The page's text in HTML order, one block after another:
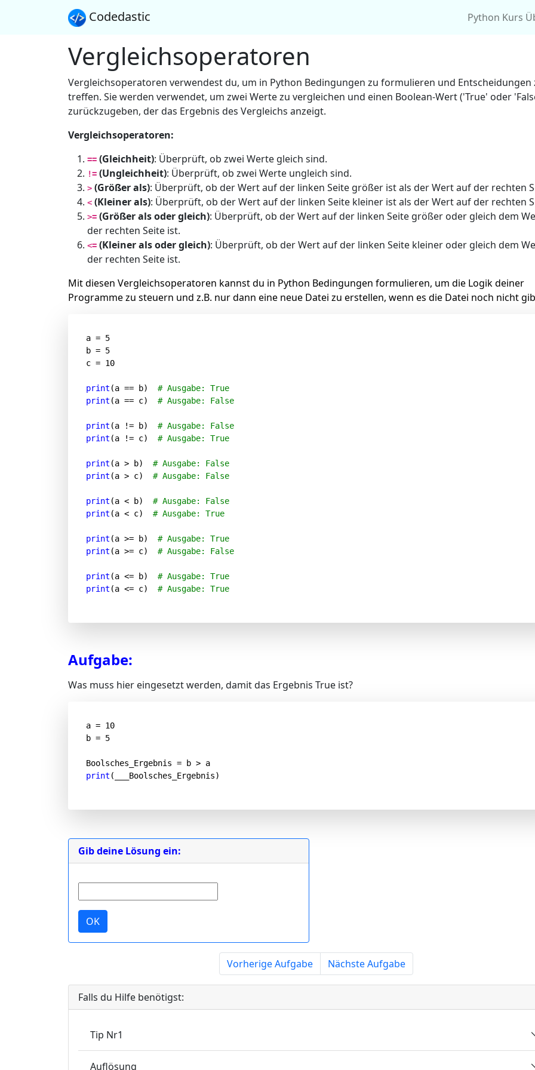
Codedastic Python Kurs
Vergleichsoperatoren
Vergleichsoperatoren verwendest du, um in Python Bedingungen zu formulieren und Entscheidungen
treffen. Sie werden verwendet, um zwei Werte zu vergleichen und einen Boolean-Wert ('True' oder
zurückzugeben, der das Ergebnis des Vergleichs anzeigt.
Vergleichsoperatoren:
== (Gleichheit): Überprüft, ob zwei Werte gleich sind.
!= (Ungleichheit): Überprüft, ob zwei Werte ungleich sind.
> (Größer als): Überprüft, ob der Wert auf der linken Seite größer ist als der Wert auf der rechten
< (Kleiner als): Überprüft, ob der Wert auf der linken Seite kleiner ist als der Wert auf der rechten
>= (Größer als oder gleich): Überprüft, ob der Wert auf der linken Seite größer oder gleich dem
der rechten Seite ist.
<= (Kleiner als oder gleich): Überprüft, ob der Wert auf der linken Seite kleiner oder gleich dem
der rechten Seite ist.
Mit diesen Vergleichsoperatoren kannst du in Python Bedingungen formulieren, um die Logik deiner
Programme zu steuern und z.B. nur dann eine neue Datei zu erstellen, wenn es die Datei noch nicht
a = 5
b = 5
c = 10
print (a == b) # Ausgabe: True
print (a == c) # Ausgabe: False
print (a != b) # Ausgabe: False
print (a != c) # Ausgabe: True
print (a > b) # Ausgabe: False
print (a > c) # Ausgabe: False
print (a < b) # Ausgabe: False
print (a < c) # Ausgabe: True
print (a >= b) # Ausgabe: True
print (a >= c) # Ausgabe: False
print (a <= b) # Ausgabe: True
print (a <= c) # Ausgabe: True
Aufgabe:
Was muss hier eingesetzt werden, damit das Ergebnis True ist?
a = 10
b = 5
print (___Boolsches_Ergebnis)
Gib deine Lösung ein:
OK
Vorherige Aufgabe Nächste Aufgabe
Falls du Hilfe benötigst:
Tip Nr1
Auflösung